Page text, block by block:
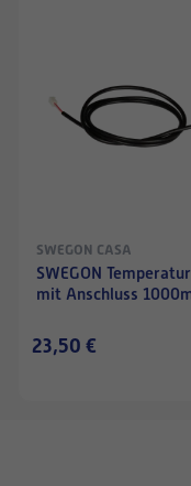
SWEGON CASA
SWEGON
mit Anschluss
23,50 €